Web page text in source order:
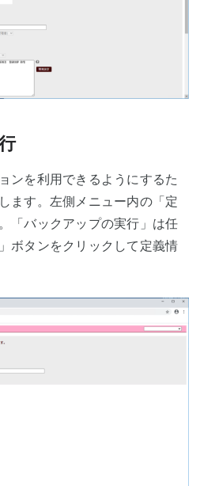
ンを利用できるようにするた
ます。左側メニュー内の「定
「バックアップの実行」は任
ボタンをクリックして定義情